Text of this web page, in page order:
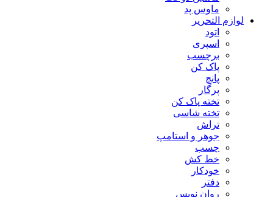
ماوس پد
لوازم التحریر
اتود
اسپری
برچسب
پاک کن
پانچ
پرگار
تخته پاک کن
تخته شاسی
تراش
جوهر و استامپ
چسب
خط کش
خودکار
دفتر
روان نویس